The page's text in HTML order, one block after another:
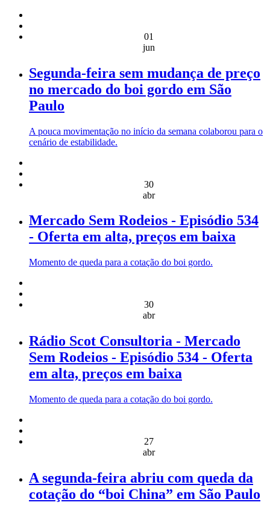
01
jun
Segunda-feira sem mudança de preço
no mercado do boi gordo em São
Paulo
A pouca movimentação no início da semana colaborou para o
cenário de estabilidade.
30
abr
Mercado Sem Rodeios - Episódio 534
- Oferta em alta, preços em baixa
Momento de queda para a cotação do boi gordo.
30
abr
Rádio Scot Consultoria - Mercado
Sem Rodeios - Episódio 534 - Oferta
em alta, preços em baixa
Momento de queda para a cotação do boi gordo.
27
abr
A segunda-feira abriu com queda da
cotação do “boi China” em São Paulo